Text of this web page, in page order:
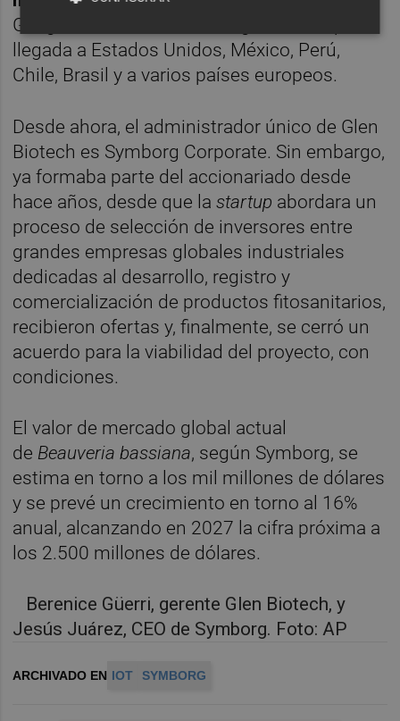
Geográficamente, la estrategia contempla la
llegada a Estados Unidos, México, Perú,
Chile, Brasil y a varios países europeos.
Desde ahora, el administrador único de Glen
Biotech es Symborg Corporate. Sin embargo,
ya formaba parte del accionariado desde
hace años, desde que lastartup abordara un
proceso de selección de inversores entre
grandes empresas globales industriales
dedicadas al desarrollo, registro y
comercialización de productos fitosanitarios,
recibieron ofertas y, finalmente, se cerró un
acuerdo para la viabilidad del proyecto, con
condiciones.
El valor de mercado global actual
de Beauveria bassiana, según Symborg, se
estima en torno a los mil millones de dólares
y se prevé un crecimiento en torno al 16%
anual, alcanzando en 2027 la cifra próxima a
los 2.500 millones de dólares.
Berenice Güerri, gerente Glen Biotech, y
Jesús Juárez, CEO de Symborg. Foto: AP
ARCHIVADO EN IOT SYMBORG